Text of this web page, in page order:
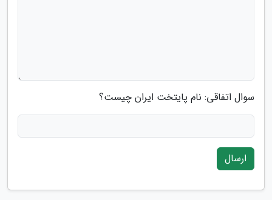
سوال اتفاقی: نام پایتخت ایران چیست؟
ارسال